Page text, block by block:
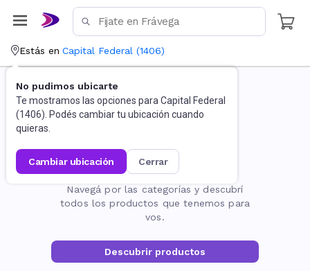
Estás en Capital Federal (1406)
No pudimos ubicarte
Te mostramos las opciones para Capital Federal
(1406). Podés cambiar tu ubicación cuando
quieras.
cambiar ubicación cerrar
La página no existe
Navegá por las categorías y descubrí
todos los productos que tenemos para
vos.
Descubrir productos